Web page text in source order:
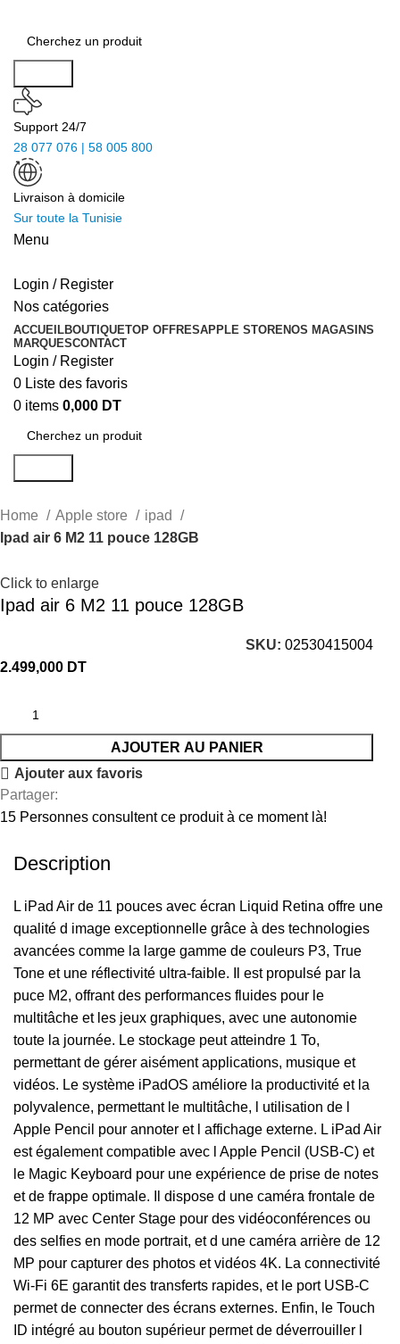
Support 24/7
28 077 076 | 58 005 800
Livraison à domicile
Sur toute la Tunisie
Menu
Login / Register
Nos catégories
ACCUEILBOUTIQUETOP OFFRESAPPLE STORENOS MAGASINS
MARQUESCONTACT
Login / Register
0 Liste des favoris
0 items 0,000 DT
Home Apple store
ipad
Ipad air 6 M2 11 pouce 128GB
Click to enlarge
Ipad air 6 M2 11 pouce 128GB
SKU:02530415004
2.499,000 DT
AJOUTER AU PANIER
Ajouter aux favoris
Partager:
15 Personnes consultent ce produit à ce moment là!
Description
L iPad Air de 11 pouces avec écran Liquid Retina offre une
qualité d image exceptionnelle grâce à des technologies
avancées comme la large gamme de couleurs P3, True
Tone et une réflectivité ultra-faible. Il est propulsé par la
puce M2, offrant des performances fluides pour le
multitâche et les jeux graphiques, avec une autonomie
toute la journée. Le stockage peut atteindre 1 To,
permettant de gérer aisément applications, musique et
vidéos. Le système iPadOS améliore la productivité et la
polyvalence, permettant le multitâche, l utilisation de l
Apple Pencil pour annoter et l affichage externe. L iPad Air
est également compatible avec l Apple Pencil (USB-C) et
le Magic Keyboard pour une expérience de prise de notes
et de frappe optimale. Il dispose d une caméra frontale de
12 MP avec Center Stage pour des vidéoconférences ou
des selfies en mode portrait, et d une caméra arrière de 12
MP pour capturer des photos et vidéos 4K. La connectivité
Wi-Fi 6E garantit des transferts rapides, et le port USB-C
permet de connecter des écrans externes. Enfin, le Touch
ID intégré au bouton supérieur permet de déverrouiller l